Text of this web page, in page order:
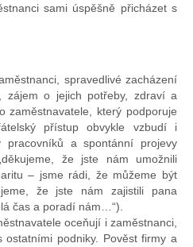
sami úspěšně přicházet s
spravedlivé zacházení
zájem o jejich potřeby, zdraví a
zaměstnavatele, který podporuje
přístup obvykle vzbudí i
pracovníků a spontánní projevy
že jste nám umožnili
– jsme rádi, že můžeme být
že jste nám zajistili pana
čas a poradí nám…“).
oceňují i zaměstnanci,
podniky. Pověst firmy a